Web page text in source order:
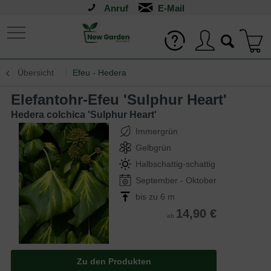
Anruf
Übersicht Efeu - Hedera
Elefantohr-Efeu 'Sulphur Heart'
Hedera colchica 'Sulphur Heart'
Immergrün
Gelbgrün
Halbschattig-schattig
September - Oktober
bis zu 6 m
ab 14,90 €
Zu den Produkten